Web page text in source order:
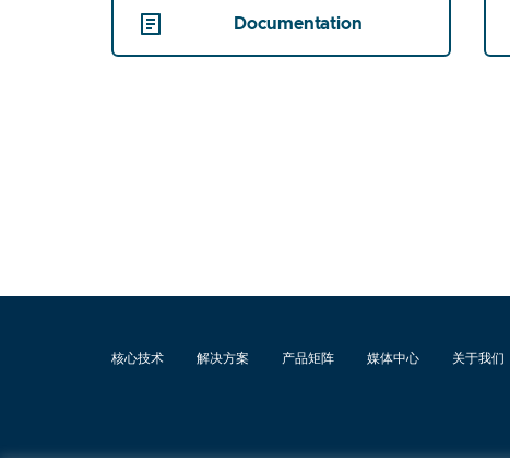
Documentation
核心技术 解决方案 产品矩阵 媒体中心 关于我们